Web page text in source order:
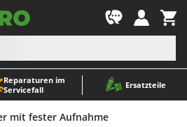
Reparaturen im
Servicefall
Ersatzteile
Traubenmühlen
mit fester Aufnahme